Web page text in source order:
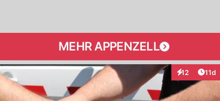
MEHR APPENZELL
12
Interaktionen
11d